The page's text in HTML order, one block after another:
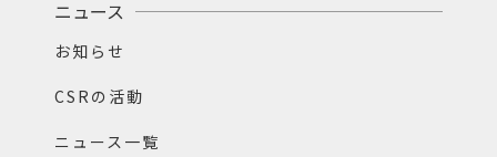
ニュース
お知らせ
CSRの活動
ニュース一覧